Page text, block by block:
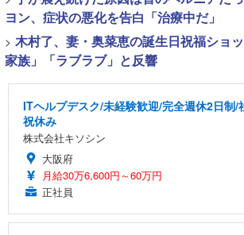
ヨン、症状の悪化を告白「治療中だ」
> 木村了、妻・奥菜恵の誕生日祝福ショ
家族」「ラブラブ」と反響
ITヘルプデスク/未経験歓迎/完全週休2日制/
祝休み
株式会社キソシン
大阪府
月給30万6,600円～60万円
正社員